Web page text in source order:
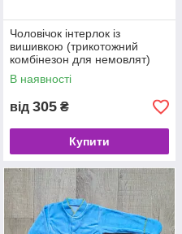
Чоловічок інтерлок із
вишивкою (трикотожний
комбінезон для немовлят)
22(74)
В наявності
від 305 ₴
Купити